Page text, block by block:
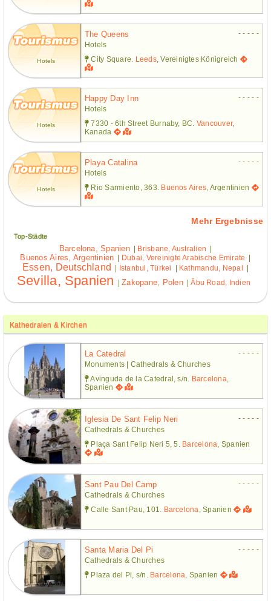
Hotels
The Queens
- - - - -
Hotels
City Square. Leeds, Vereinigtes Königreich
Hotels
Happy Day Inn
- - - - -
Hotels
7330 - 6th Street Burnaby, BC. Vancouver,
Kanada
Hotels
Playa Catalina
- - - - -
Hotels
Rio Sarmiento, 363. Buenos Aires , Argentinien
Mehr Ergebnisse
Top-Städte
Barcelona, Spanien | Brisbane, Australien |
Buenos Aires, Argentinien | Dubai, Vereinigte Arabische Emirate |
Essen, Deutschland | Istanbul, Türkei | Kathmandu, Nepal |
Sevilla, Spanien |Zakopane, Polen |Ābu Road, Indien
Kathedralen & Kirchen
La Catedral
- - - - -
Monuments | Cathedrals & Churches
Avinguda de la Catedral, s/n. Barcelona
Spanien
Iglesia De Sant Felip Neri
- - - - -
Cathedrals & Churches
Plaça Sant Felip Neri 5, 5. Barcelona , Spanien
Sant Pau Del Camp
- - - - -
Cathedrals & Churches
Calle Sant Pau, 101.
Barcelona , Spanien
Santa Maria Del Pi
- - - - -
Cathedrals & Churches
Plaza del Pi, s/n. Barcelona , Spanien